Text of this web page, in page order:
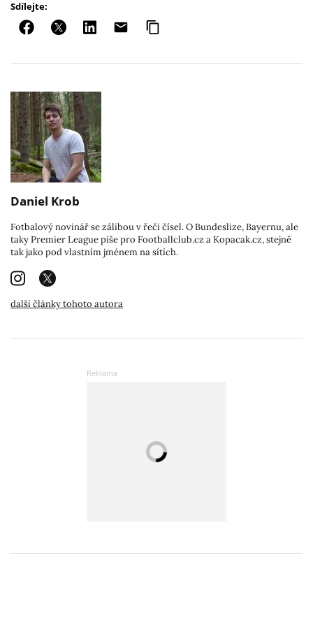
Sdílejte:
Daniel Krob
Fotbalový novinář se zálibou v řeči čísel. O Bundeslize, Bayernu, ale
taky Premier League píše pro Footballclub.cz a Kopacak.cz, stejně
tak jako pod vlastním jménem na sítích.
další články tohoto autora